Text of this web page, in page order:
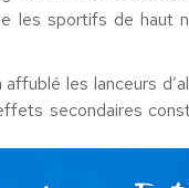
les sportifs de haut
les lanceurs
secondaires
qui ont tenté de «